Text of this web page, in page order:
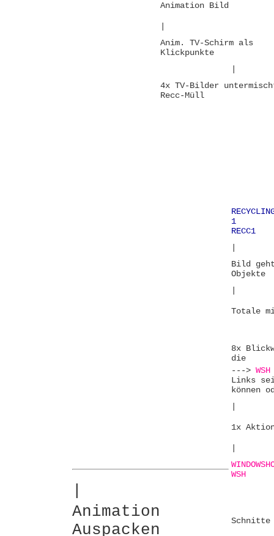
Animation Bild
Anim. TV-Schirm als
Klickpunkte
4x TV-Bilder
Recc-Müll
1
RECC1
Bild
Objekte
Totale
8x
die
---> WSH
Links
können
1x
WSH
Animation
Auspacken
Schnitte